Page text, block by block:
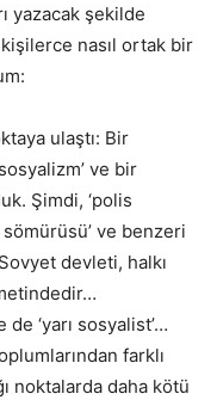
yazacak şekilde
kişilerce nasıl ortak bir
ulaştı: Bir
ve bir
Şimdi, ‘polis
ve benzeri
devleti, halkı
‘yarı sosyalist’…
farklı
noktalarda daha kötü